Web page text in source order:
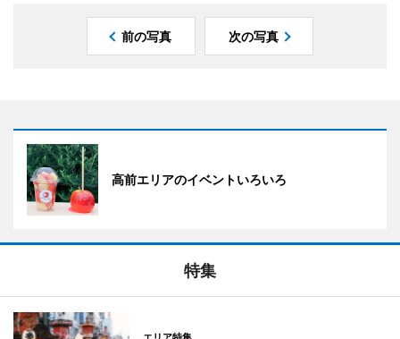
前の写真 次の写真
高前エリアのイベントいろいろ
特集